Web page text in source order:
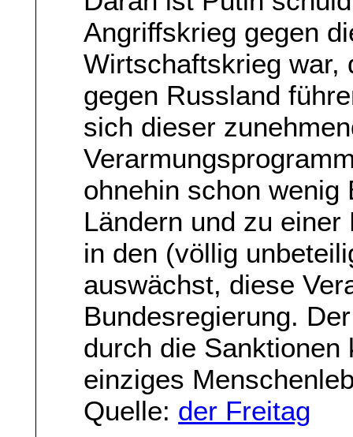
Angriffskrieg gegen
Wirtschaftskrieg war,
gegen Russland
sich dieser
ohnehin schon wenig
Ländern und zu
in den (völlig
auswächst, diese
Bundesregierung.
durch die Sanktionen
einziges
Quelle: der Freitag